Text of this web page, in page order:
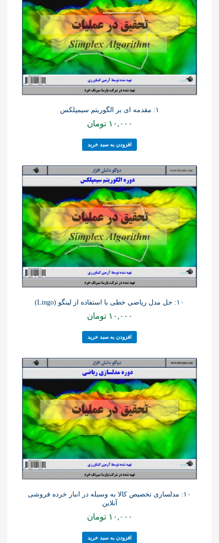
۱: مقدمه ای بر الگوریتم سیمپلکس
۱۰,۰۰۰ تومان
افزودن به سبد خرید
۱۰: حل مدل ریاضی خطی با استفاده از لینگو (Lingo)
۱۰,۰۰۰ تومان
افزودن به سبد خرید
۱۰: مدلسازی تخصیص کالا به وسیله در انبار خرده فروشی
آنلاین
۱۰,۰۰۰ تومان
افزودن به سبد خرید